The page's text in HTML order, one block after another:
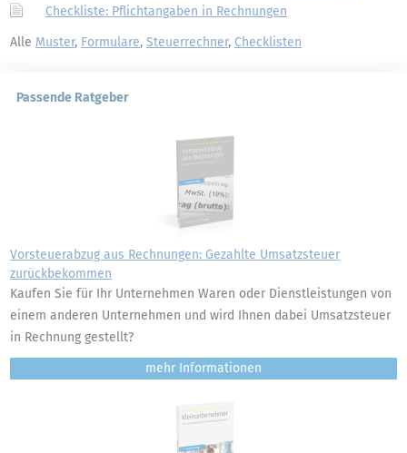
Checkliste: Pflichtangaben in Rechnungen
Alle Muster, Formulare, Steuerrechner, Checklisten
Passende Ratgeber
Vorsteuerabzug aus Rechnungen: Gezahlte Umsatzsteuer
zurückbekommen
Kaufen Sie für Ihr Unternehmen Waren oder Dienstleistungen von
einem anderen Unternehmen und wird Ihnen dabei Umsatzsteuer
in Rechnung gestellt?
mehr